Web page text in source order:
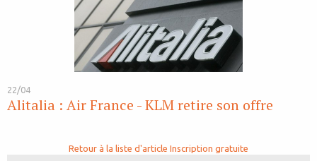
22/04
Alitalia : Air France - KLM retire son offre
Retour à la liste d'article Inscription gratuite